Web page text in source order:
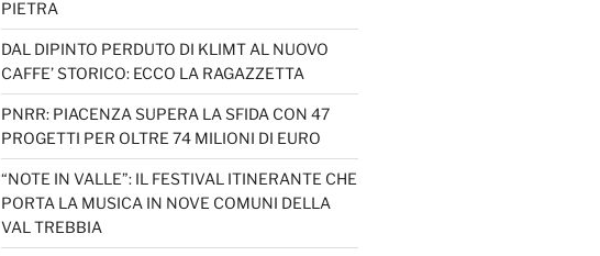
PIETRA
DAL DIPINTO PERDUTO DI KLIMT AL NUOVO
CAFFE’ STORICO: ECCO LA RAGAZZETTA
PNRR: PIACENZA SUPERA LA SFIDA CON 47
PROGETTI PER OLTRE 74 MILIONI DI EURO
“NOTE IN VALLE”: IL FESTIVAL ITINERANTE CHE
PORTA LA MUSICA IN NOVE COMUNI DELLA
VAL TREBBIA